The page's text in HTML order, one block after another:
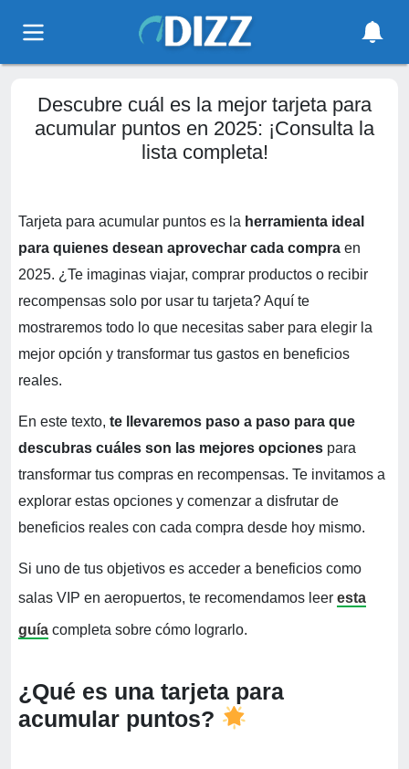
Descubre cuál es la mejor tarjeta para
acumular puntos en 2025: ¡Consulta la
lista completa!
Tarjeta para acumular puntos es la herramienta ideal
para quienes desean aprovechar cada compra en
2025. ¿Te imaginas viajar, comprar productos o recibir
recompensas solo por usar tu tarjeta? Aquí te
mostraremos todo lo que necesitas saber para elegir la
mejor opción y transformar tus gastos en beneficios
reales.
En este texto, te llevaremos paso a paso para que
descubras cuáles son las mejores opciones para
transformar tus compras en recompensas. Te invitamos a
explorar estas opciones y comenzar a disfrutar de
beneficios reales con cada compra desde hoy mismo.
Si uno de tus objetivos es acceder a beneficios como
salas VIP en aeropuertos, te recomendamos leer esta
guía completa sobre cómo lograrlo.
¿Qué es una tarjeta para
acumular puntos?